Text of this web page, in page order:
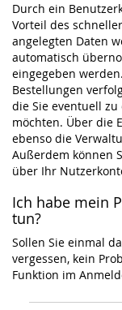
Durch ein
Vorteil des
angelegten Daten
automatisch
eingegeben
Bestellungen
die Sie eventuell
möchten. Über die
ebenso die
Außerdem können
über Ihr
Ich habe mein
tun?
Sollen Sie einmal
vergessen, kein
Funktion im